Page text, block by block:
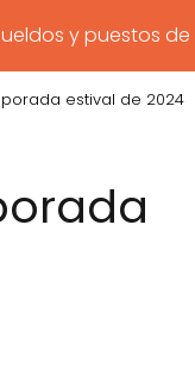
y puestos
estival de 2024